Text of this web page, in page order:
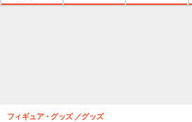
フィギュア・グッズ グッズ